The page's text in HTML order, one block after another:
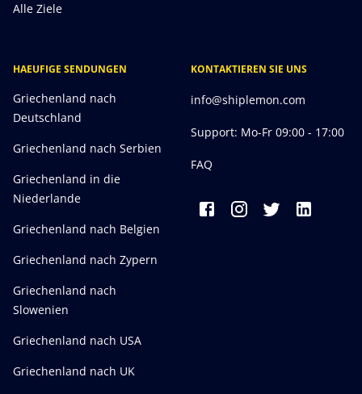
Alle Ziele
HAEUFIGE SENDUNGEN
Griechenland nach
Deutschland
Griechenland nach Serbien
Griechenland in die
Niederlande
Griechenland nach Belgien
Griechenland nach Zypern
Griechenland nach
Slowenien
Griechenland nach USA
Griechenland nach UK
KONTAKTIEREN SIE UNS
info@shiplemon.com
Support: Mo-Fr 09:00 - 17:00
FAQ